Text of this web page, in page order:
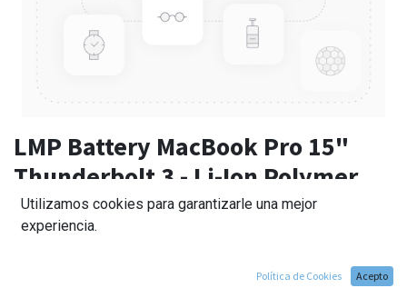
LMP Battery MacBook Pro 15"
Thunderbolt 3 - Li-Ion Polymer
114,00€
Utilizamos cookies para garantizarle una mejor
experiencia.
Política de Cookies Acepto